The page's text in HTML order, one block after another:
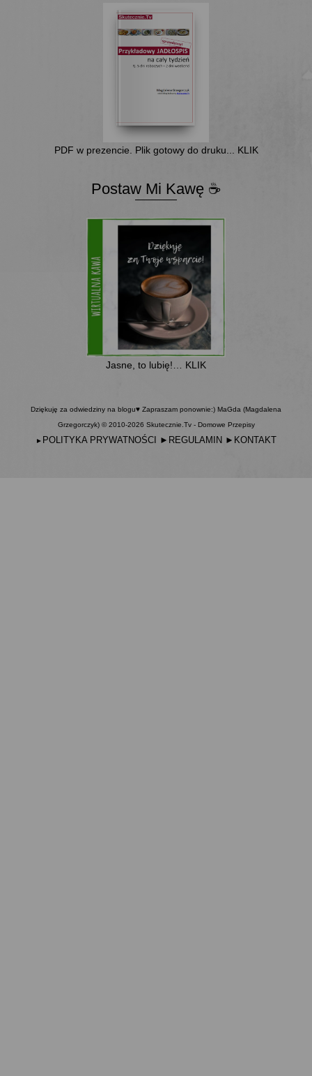
PDF w prezencie. Plik gotowy do druku... KLIK
Postaw Mi Kawę ☕
Jasne, to lubię!… KLIK
Dziękuję za odwiedziny na blogu♥ Zapraszam ponownie:) MaGda (Magdalena
Grzegorczyk) © 2010-2026 Skutecznie.Tv - Domowe Przepisy
► POLITYKA PRYWATNOŚCI ► REGULAMIN ► KONTAKT